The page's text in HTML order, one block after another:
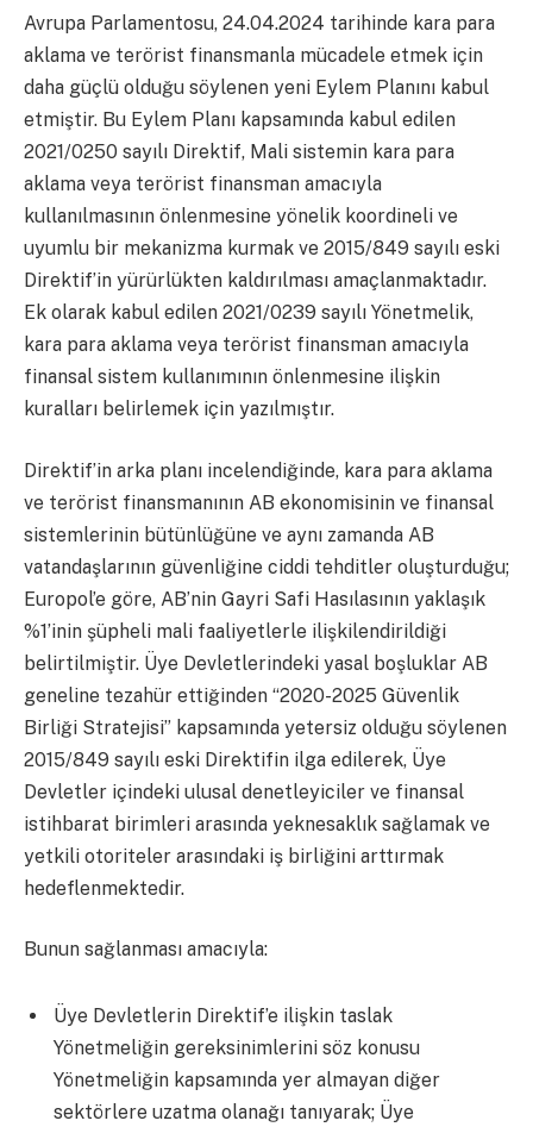
Avrupa Parlamentosu, 24.04.2024 tarihinde kara para
aklama ve terörist finansmanla mücadele etmek için
daha güçlü olduğu söylenen yeni Eylem Planını kabul
etmiştir. Bu Eylem Planı kapsamında kabul edilen
2021/0250 sayılı Direktif, Mali sistemin kara para
aklama veya terörist finansman amacıyla
kullanılmasının önlenmesine yönelik koordineli ve
uyumlu bir mekanizma kurmak ve 2015/849 sayılı eski
Direktif’in yürürlükten kaldırılması amaçlanmaktadır.
Ek olarak kabul edilen 2021/0239 sayılı Yönetmelik,
kara para aklama veya terörist finansman amacıyla
finansal sistem kullanımının önlenmesine ilişkin
kuralları belirlemek için yazılmıştır.
Direktif’in arka planı incelendiğinde, kara para aklama
ve terörist finansmanının AB ekonomisinin ve finansal
sistemlerinin bütünlüğüne ve aynı zamanda AB
vatandaşlarının güvenliğine ciddi tehditler oluşturduğu;
Europol’e göre, AB’nin Gayri Safi Hasılasının yaklaşık
%1’inin şüpheli mali faaliyetlerle ilişkilendirildiği
belirtilmiştir. Üye Devletlerindeki yasal boşluklar AB
geneline tezahür ettiğinden “2020-2025 Güvenlik
Birliği Stratejisi” kapsamında yetersiz olduğu söylenen
2015/849 sayılı eski Direktifin ilga edilerek, Üye
Devletler içindeki ulusal denetleyiciler ve finansal
istihbarat birimleri arasında yeknesaklık sağlamak ve
yetkili otoriteler arasındaki iş birliğini arttırmak
hedeflenmektedir.
Bunun sağlanması amacıyla:
Üye Devletlerin Direktif’e ilişkin taslak
Yönetmeliğin gereksinimlerini söz konusu
Yönetmeliğin kapsamında yer almayan diğer
sektörlere uzatma olanağı tanıyarak; Üye